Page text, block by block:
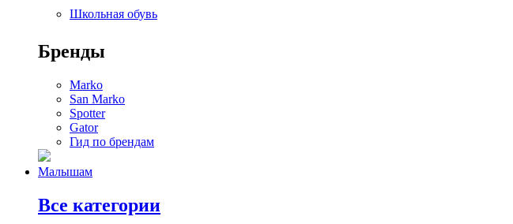
Школьная обувь
Бренды
Marko
San Marko
Spotter
Gator
Гид по брендам
Малышам
Все категории